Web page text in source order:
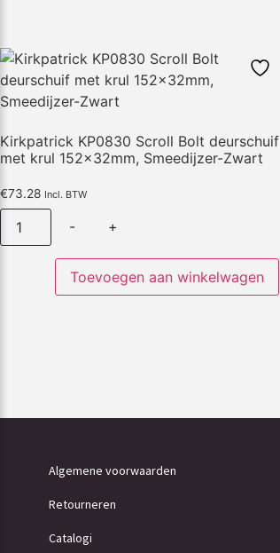
Kirkpatrick KP0830 Scroll Bolt deurschuif
met krul 152x32mm, Smeedijzer-Zwart
€73.28 Incl. BTW
- +
Toevoegen aan winkelwagen
Algemene voorwaarden
Retourneren
Catalogi